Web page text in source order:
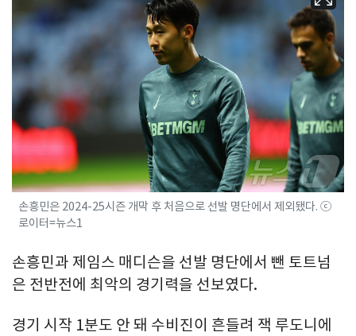
손흥민은 2024-25시즌 개막 후 처음으로 선발 명단에서 제외됐다. ⓒ
로이터=뉴스1
손흥민과 제임스 매디슨을 선발 명단에서 뺀 토트넘
은 전반전에 최악의 경기력을 선보였다.
경기 시작 1분도 안 돼 수비진이 흔들려 잭 루도니에